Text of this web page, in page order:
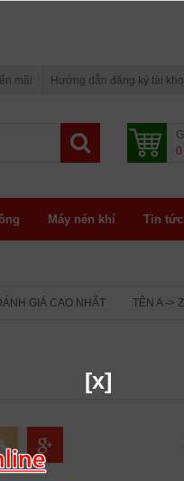
[x]
mãi Hướng dẫn đăng ký tài
0
Máy nén khí Tin tức
GIÁ CAO NHẤT TÊN A -> Z